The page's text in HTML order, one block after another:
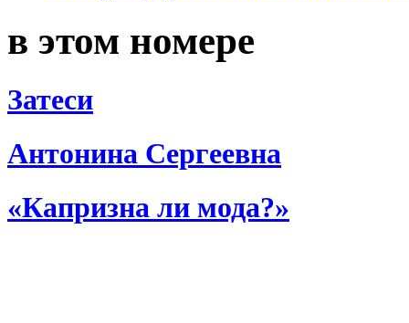
в этом номере
Затеси
Антонина Сергеевна
«Капризна ли мода?»